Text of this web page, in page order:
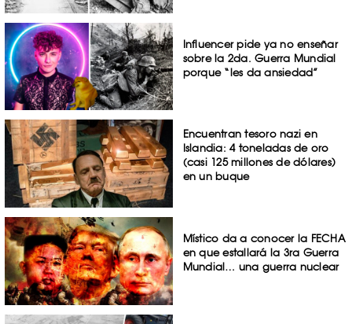
Influencer pide ya no enseñar
sobre la 2da. Guerra Mundial
porque “les da ansiedad”
Encuentran tesoro nazi en
Islandia: 4 toneladas de oro
(casi 125 millones de dólares)
en un buque
Místico da a conocer la FECHA
en que estallará la 3ra Guerra
Mundial… una guerra nuclear